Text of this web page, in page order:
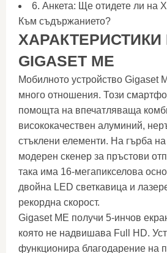
6. Анкета: Ще отидете ли на
Към съдържанието?
ХАРАКТЕРИСТИКИ
GIGASET ME
Мобилното устройство Gigaset
много отношения. Този
помощта на впечатляваща
висококачествен алуминий,
стъклени елементи. На гърба
модерен скенер за пръстови
така има 16-мегапикселова
двойна LED светкавица и
рекордна скорост.
Gigaset ME получи 5-инчов
която не надвишава Full HD.
функционира благодарение на